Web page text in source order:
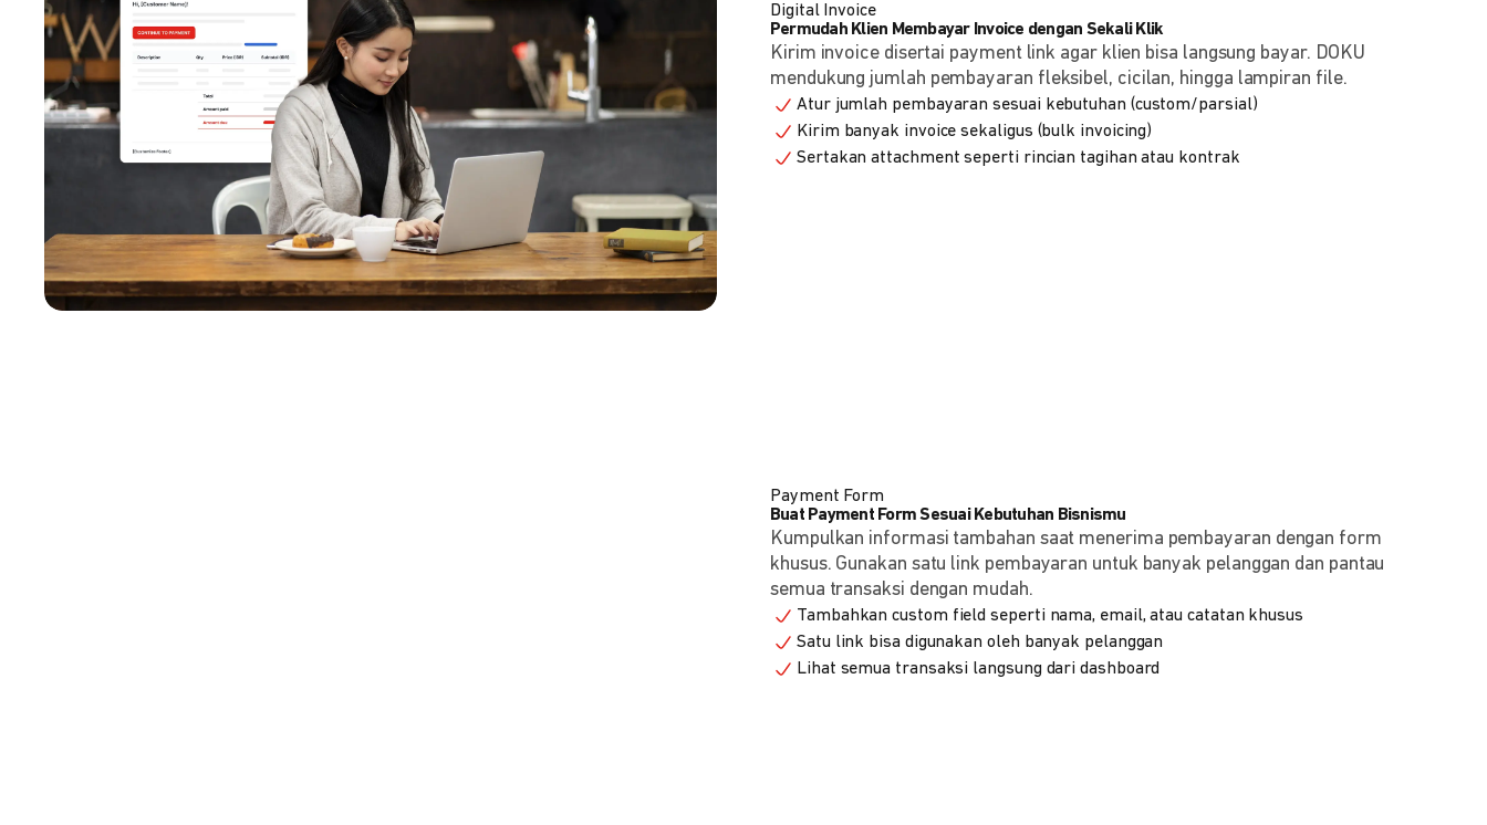
Digital Invoice
Permudah Klien Membayar Invoice dengan Sekali Klik
Kirim invoice disertai payment link agar klien bisa langsung bayar. DOKU
mendukung jumlah pembayaran fleksibel, cicilan, hingga lampiran file.
Atur jumlah pembayaran sesuai kebutuhan (custom/parsial)
Kirim banyak invoice sekaligus (bulk invoicing)
Sertakan attachment seperti rincian tagihan atau kontrak
Payment Form
Buat Payment Form Sesuai Kebutuhan Bisnismu
Kumpulkan informasi tambahan saat menerima pembayaran dengan form
khusus. Gunakan satu link pembayaran untuk banyak pelanggan dan pantau
semua transaksi dengan mudah.
Tambahkan custom field seperti nama, email, atau catatan khusus
Satu link bisa digunakan oleh banyak pelanggan
Lihat semua transaksi langsung dari dashboard